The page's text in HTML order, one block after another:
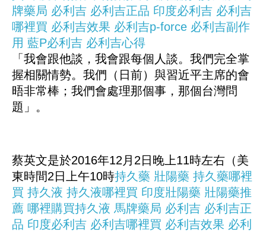
牌藥局 必利吉 必利吉正品 印度必利吉 必利吉
哪裡買 必利吉效果 必利吉p-force 必利吉副作
用 藍P必利吉 必利吉心得
「我會跟他談，我會跟每個人談。我們完全掌
握相關情勢。我們（日前）與習近平主席的會
晤非常棒；我們會處理那個事，那個台灣問
題」。
蔡英文是於2016年12月2日晚上11時左右（美
東時間2日上午10時持久藥 壯陽藥 持久藥哪裡
買 持久液 持久液哪裡買 印度壯陽藥 壯陽藥推
薦 哪裡購買持久液 馬牌藥局 必利吉 必利吉正
品 印度必利吉 必利吉哪裡買 必利吉效果 必利